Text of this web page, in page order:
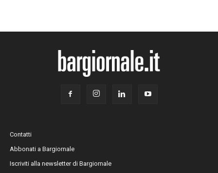
Contatti
Abbonati a Bargiornale
Iscriviti alla newsletter di Bargiornale